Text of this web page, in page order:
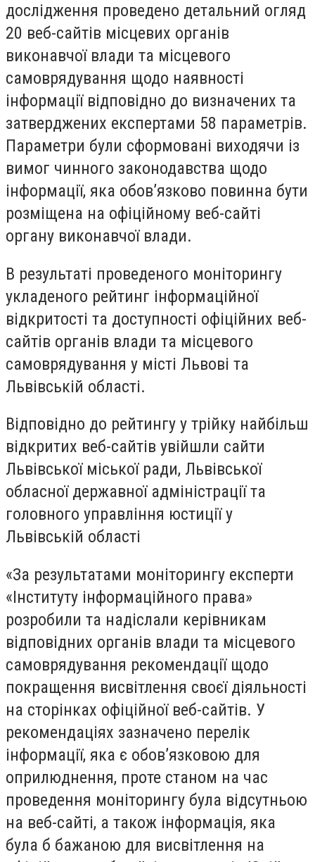
дослідження проведено детальний огляд
20 веб-сайтів місцевих органів
виконавчої влади та місцевого
самоврядування щодо наявності
інформації відповідно до визначених та
затверджених експертами 58 параметрів.
Параметри були сформовані виходячи із
вимог чинного законодавства щодо
інформації, яка обов’язково повинна бути
розміщена на офіційному веб-сайті
органу виконавчої влади.
В результаті проведеного моніторингу
укладеного рейтинг інформаційної
відкритості та доступності офіційних веб-
сайтів органів влади та місцевого
самоврядування у місті Львові та
Львівській області.
Відповідно до рейтингу у трійку найбільш
відкритих веб-сайтів увійшли сайти
Львівської міської ради, Львівської
обласної державної адміністрації та
головного управління юстиції у
Львівській області
«За результатами моніторингу експерти
«Інституту інформаційного права»
розробили та надіслали керівникам
відповідних органів влади та місцевого
самоврядування рекомендації щодо
покращення висвітлення своєї діяльності
на сторінках офіційної веб-сайтів. У
рекомендаціях зазначено перелік
інформації, яка є обов’язковою для
оприлюднення, проте станом на час
проведення моніторингу була відсутньою
на веб-сайті, а також інформація, яка
була б бажаною для висвітлення на